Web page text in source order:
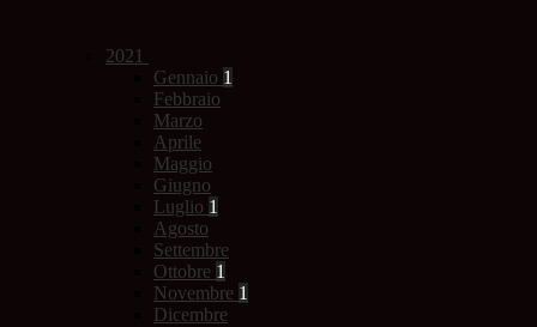
2021
Gennaio 1
Febbraio
Marzo
Aprile
Maggio
Giugno
Luglio 1
Agosto
Settembre
Ottobre 1
Novembre 1
Dicembre